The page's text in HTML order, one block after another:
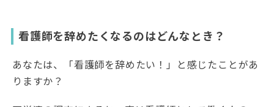
看護師を辞めたくなるのはどんなとき？
あなたは、「看護師を辞めたい！」と感じたことがあ
りますか？